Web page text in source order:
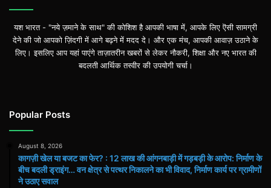
यश भारत - "नये ज़माने के साथ" की कोशिश है आपकी भाषा में, आपके लिए ऎसी सामग्री
देने की जो आपको ज़िंदगी में आगे बढ़ने में मदद दे। और एक मंच, आपकी आवाज़ उठाने के
लिए। इसलिए आप यहां पाएंगे ताज़ातरीन खबरों से लेकर नौकरी, शिक्षा और नए भारत की
बदलती आर्थिक तस्वीर की उपयोगी चर्चा।
Popular Posts
August 8, 2026
कागज़ी खेल या बजट का फेर? : 12 लाख की आंगनबाड़ी में गड़बड़ी के आरोप: निर्माण के
बीच बदली ड्राइंग… वन क्षेत्र से पत्थर निकालने का भी विवाद, निर्माण कार्य पर ग्रामीणों
ने उठाए सवाल